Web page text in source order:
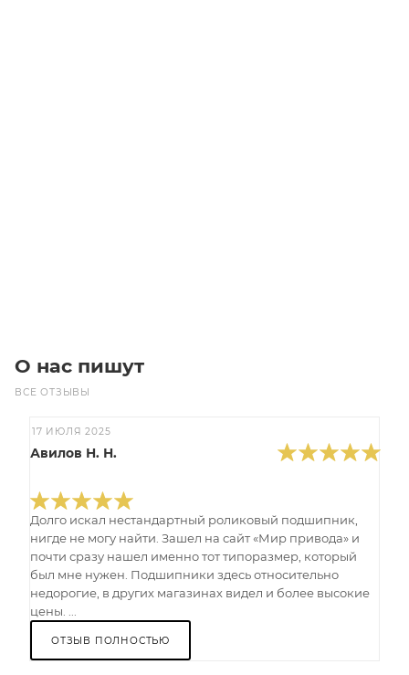
О нас пишут
ВСЕ ОТЗЫВЫ
17 ИЮЛЯ 2025
Авилов Н. Н.
Долго искал нестандартный роликовый подшипник,
нигде не могу найти. Зашел на сайт «Мир привода» и
почти сразу нашел именно тот типоразмер, который
был мне нужен. Подшипники здесь относительно
недорогие, в других магазинах видел и более высокие
цены. ...
ОТЗЫВ ПОЛНОСТЬЮ